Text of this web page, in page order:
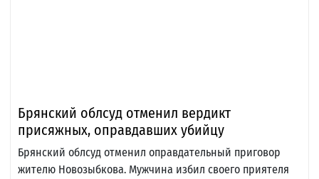
Брянский облсуд отменил вердикт
присяжных, оправдавших убийцу
Брянский облсуд отменил оправдательный приговор
жителю Новозыбкова. Мужчина избил своего приятеля